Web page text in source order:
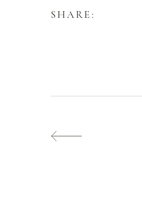
SHARE: